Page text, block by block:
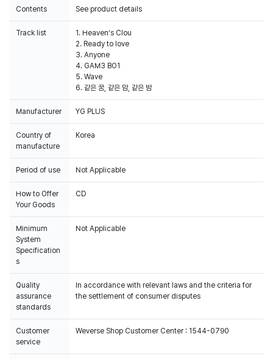
Contents See product details
Track list
1. Heaven’s Clou
2. Ready to love
3. Anyone
4. GAM3 BO1
5. Wave
6. 같은 꿈, 같은 맘, 같은 밤
Manufacturer YG PLUS
Country of
manufacture
Korea
Period of use Not Applicable
How to Offer
Your Goods
CD
Minimum
System
Specification
s
Not Applicable
Quality
assurance
standards
In accordance with relevant laws and the criteria for
the settlement of consumer disputes
Customer
service
Weverse Shop Customer Center : 1544-0790